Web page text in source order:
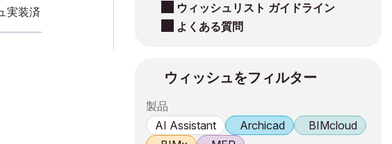
実装済
ウィッシュリスト ガイドライン
よくある質問
ウィッシュをフィルター
製品
AI Assistant
Archicad
BIMcloud